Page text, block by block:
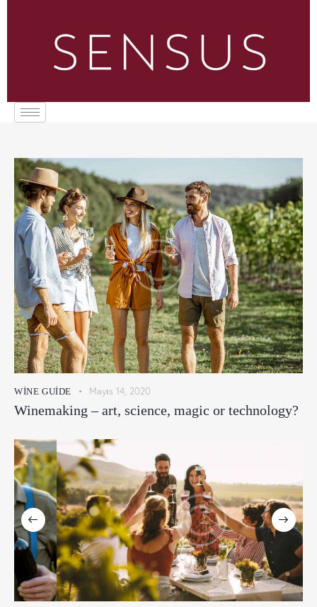
WINE GUIDE Mayıs 14, 2020
Winemaking – art, science, magic or technology?